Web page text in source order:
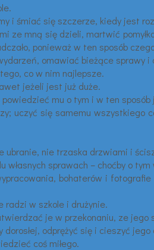
i śmiać się szczerze, kiedy jest
ze mną się dzieli, martwić
ponieważ w ten sposób
omawiać bieżące sprawy i
co w nim najlepsze.
jeżeli jest już duże.
mu o tym i w ten
uczyć się samemu
ubranie, nie trzaska drzwiami i
własnych sprawach – choćby o
bohaterów i
radzi w szkole i drużynie.
je w przekonaniu, ze jego
odprężyć się i cieszyć
coś miłego.